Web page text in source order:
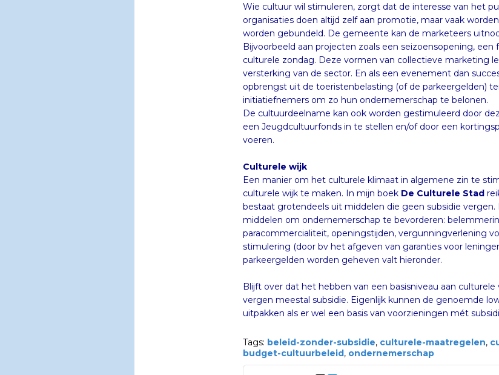
Wie cultuur wil stimuleren, zorgt dat de interesse van het
organisaties doen altijd zelf aan promotie, maar vaak worden
worden gebundeld. De gemeente kan de marketeers
Bijvoorbeeld aan projecten zoals een seizoensopening, een
culturele zondag. Deze vormen van collectieve marketing
versterking van de sector. En als een evenement dan
opbrengst uit de toeristenbelasting (of de parkeergelden)
initiatiefnemers om zo hun ondernemerschap te belonen.
De cultuurdeelname kan ook worden gestimuleerd door
een Jeugdcultuurfonds in te stellen en/of door een
voeren.
Culturele wijk
Een manier om het culturele klimaat in algemene zin te
culturele wijk te maken. In mijn boek De Culturele Stad
parkeergelden worden geheven valt hieronder.
Blijft over dat het hebben van een basisniveau aan
vergen meestal subsidie. Eigenlijk kunnen de genoemde
uitpakken als er wel een basis van voorzieningen mét
Tags: beleid-zonder-subsidie, culturele-maatregelen,
budget-cultuurbeleid, ondernemerschap